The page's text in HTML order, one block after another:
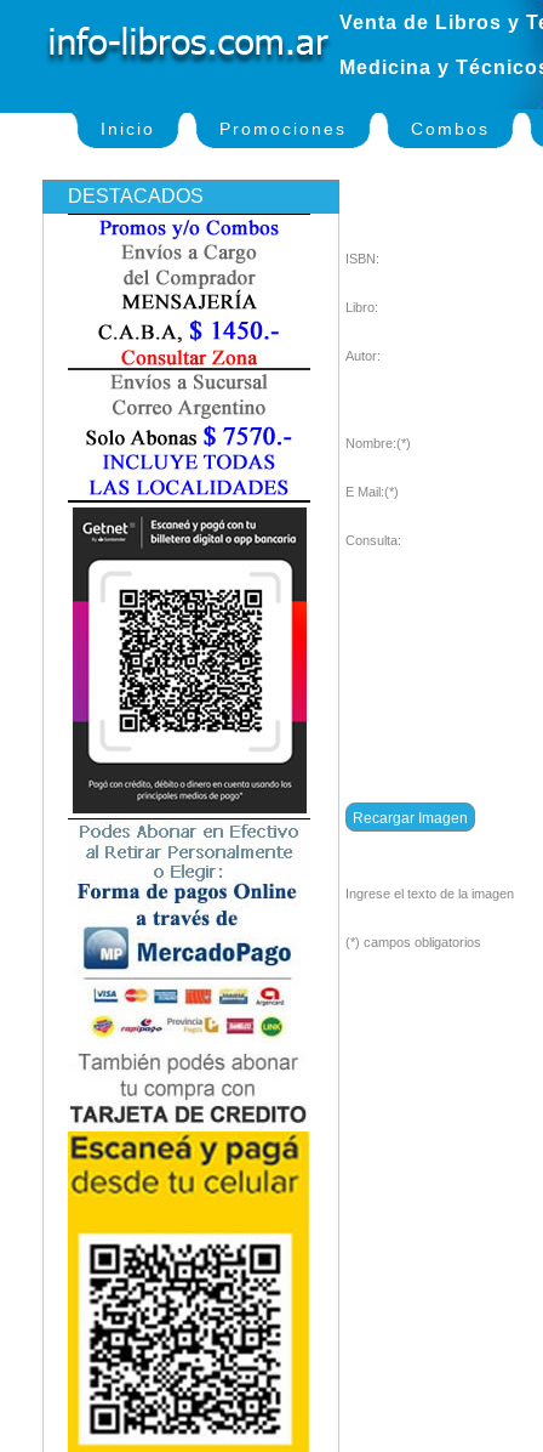
Venta de Libros y
Medicina y
Inicio Promociones Combos
DESTACADOS
ISBN:
Libro:
Autor:
Nombre:(*)
E Mail:(*)
Consulta:
Ingrese el texto de la imagen
(*) campos obligatorios